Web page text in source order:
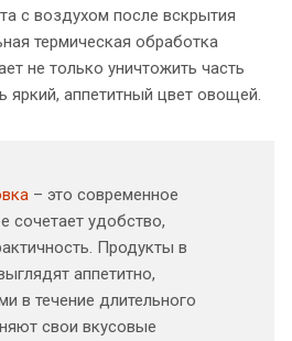
с воздухом после вскрытия
термическая обработка
не только уничтожить часть
яркий, аппетитный цвет овощей.
– это современное
сочетает удобство,
Продукты в
аппетитно,
в течение длительного
свои вкусовые